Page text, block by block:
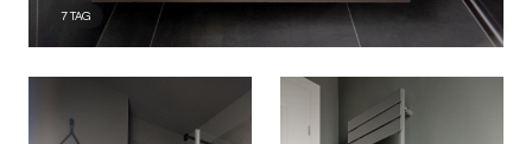
7TAG